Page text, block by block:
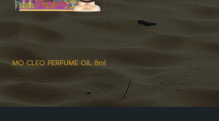
MO CLEO PERFUME OIL 8ml